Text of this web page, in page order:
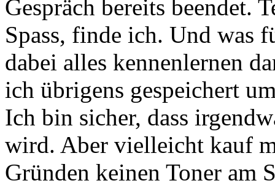
Gespräch bereits beendet.
Spass, finde ich. Und was
dabei alles kennenlernen
ich übrigens gespeichert
Ich bin sicher, dass
wird. Aber vielleicht kauf
Gründen keinen Toner am